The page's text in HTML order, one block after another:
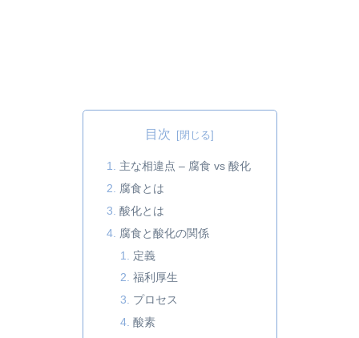
目次
主な相違点 – 腐食 vs 酸化
腐食とは
酸化とは
腐食と酸化の関係
定義
福利厚生
プロセス
酸素